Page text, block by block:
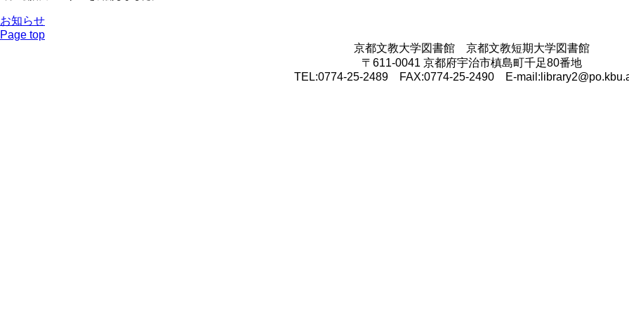
お知らせ
Page top
京都文教大学図書館 京都文教短期大学図書館
〒611-0041 京都府宇治市槙島町千足80番地
TEL:0774-25-2489 FAX:0774-25-2490 E-